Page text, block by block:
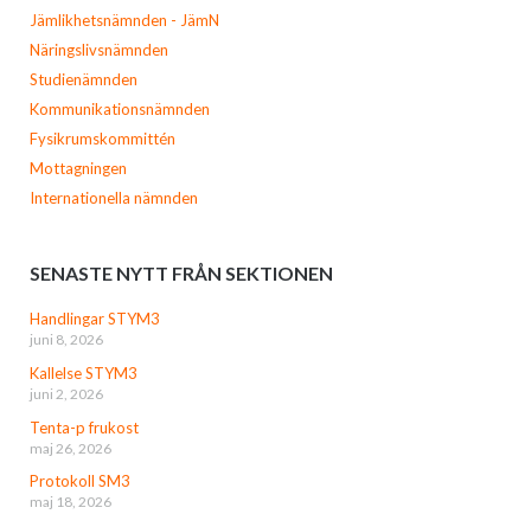
Jämlikhetsnämnden - JämN
Näringslivsnämnden
Studienämnden
Kommunikationsnämnden
Fysikrumskommittén
Mottagningen
Internationella nämnden
SENASTE NYTT FRÅN SEKTIONEN
Handlingar STYM3
juni 8, 2026
Kallelse STYM3
juni 2, 2026
Tenta-p frukost
maj 26, 2026
Protokoll SM3
maj 18, 2026